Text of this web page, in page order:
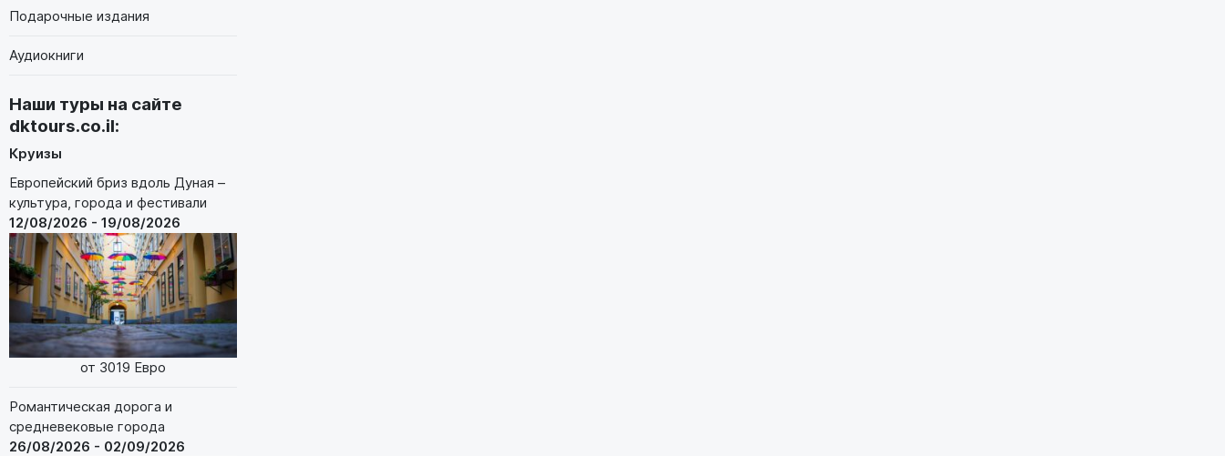
Подарочные издания
Аудиокниги
Наши туры на сайте
dktours.co.il:
Круизы
Европейский бриз вдоль Дуная –
культура, города и фестивали
12/08/2026 - 19/08/2026
от 3019 Евро
Романтическая дорога и
средневековые города
26/08/2026 - 02/09/2026